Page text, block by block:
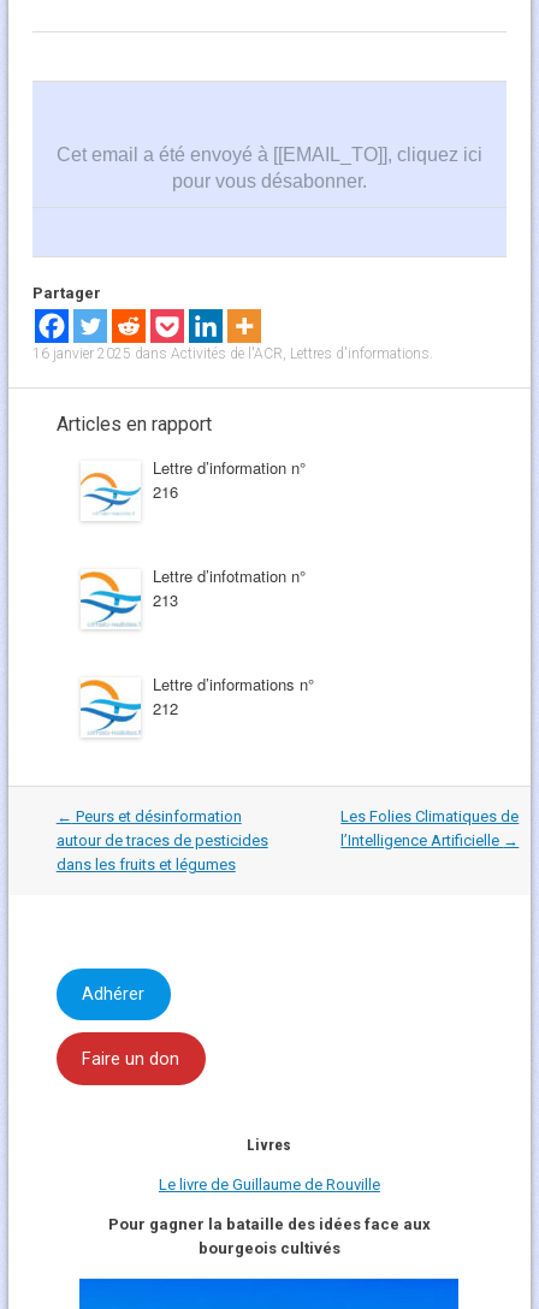
Cet email a été envoyé à [[EMAIL_TO]], cliquez ici
pour vous désabonner.
Partager
16 janvier 2025 dans Activités de l'ACR, Lettres d'informations.
Articles en rapport
Lettre d’information n°
216
Lettre d’infotmation n°
213
Lettre d’informations n°
212
Navigation
dans
les
articles
← Peurs et désinformation
autour de traces de pesticides
dans les fruits et légumes
Les Folies Climatiques de
l’Intelligence Artificielle →
Adhérer
Faire un don
Livres
Le livre de Guillaume de Rouville
Pour gagner la bataille des idées face aux
bourgeois cultivés